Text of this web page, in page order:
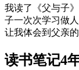
我读了《父与子
子一次次学习做
让我体会到父亲
读书笔记4